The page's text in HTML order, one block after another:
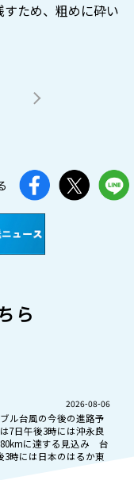
ため、粗めに砕い
ら
2026-08-06
ル台風の今後の進路予
7日午後3時には沖永良
に達する見込み 台
3時には日本のはるか東